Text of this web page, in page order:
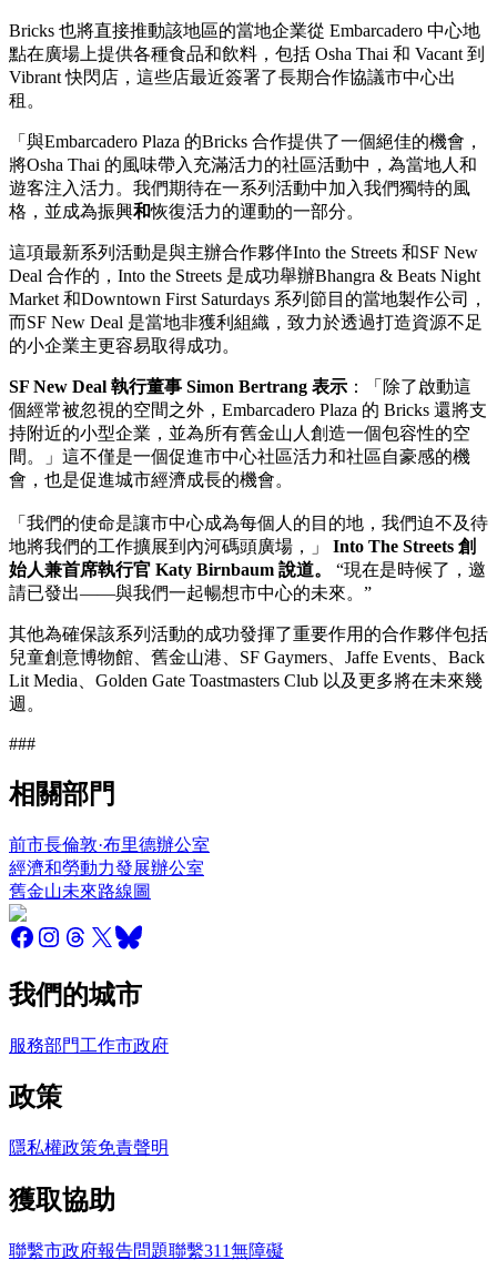
Bricks 也將直接推動該地區的當地企業從 Embarcadero 中心地
點在廣場上提供各種食品和飲料，包括 Osha Thai 和 Vacant 到
Vibrant 快閃店，這些店最近簽署了長期合作協議市中心出
租。
「與Embarcadero Plaza 的Bricks 合作提供了一個絕佳的機會，
將Osha Thai 的風味帶入充滿活力的社區活動中，為當地人和
遊客注入活力。我們期待在一系列活動中加入我們獨特的風
格，並成為振興和恢復活力的運動的一部分。
這項最新系列活動是與主辦合作夥伴Into the Streets 和SF New
Deal 合作的，Into the Streets 是成功舉辦Bhangra & Beats Night
Market 和Downtown First Saturdays 系列節目的當地製作公司，
而SF New Deal 是當地非獲利組織，致力於透過打造資源不足
的小企業主更容易取得成功。
SF New Deal 執行董事 Simon Bertrang 表示 ：「除了啟動這
個經常被忽視的空間之外，Embarcadero Plaza 的 Bricks 還將支
持附近的小型企業，並為所有舊金山人創造一個包容性的空
間。」這不僅是一個促進市中心社區活力和社區自豪感的機
會，也是促進城市經濟成長的機會。
「我們的使命是讓市中心成為每個人的目的地，我們迫不及待
地將我們的工作擴展到內河碼頭廣場，」 Into The Streets 創
始人兼首席執行官 Katy Birnbaum 說道。
“現在是時候了，邀
請已發出——與我們一起暢想市中心的未來。”
其他為確保該系列活動的成功發揮了重要作用的合作夥伴包括
兒童創意博物館、舊金山港、SF Gaymers、Jaffe Events、Back
Lit Media、Golden Gate Toastmasters Club 以及更多將在未來幾
週。
###
相關部門
前市長倫敦·布里德辦公室
經濟和勞動力發展辦公室
舊金山未來路線圖
我們的城市
服務部門工作市政府
政策
隱私權政策免責聲明
獲取協助
聯繫市政府報告問題聯繫311無障礙